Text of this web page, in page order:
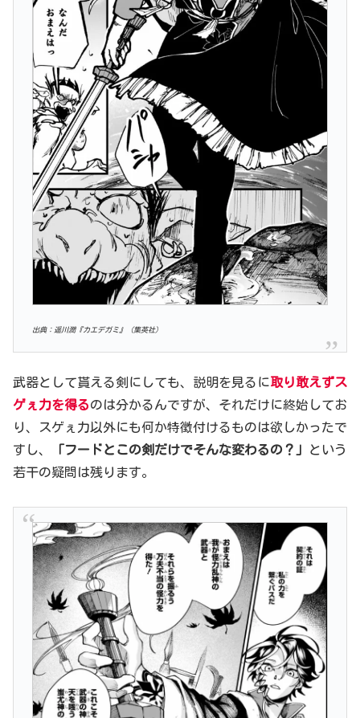
出典：遥川潤『カエデガミ』（集英社）
武器として貰える剣にしても、説明を見るに取り敢えずス
ゲぇ力を得るのは分かるんですが、それだけに終始してお
り、スゲぇ力以外にも何か特徴付けるものは欲しかったで
すし、
「フードとこの剣だけでそんな変わるの？」
という
若干の疑問は残ります。